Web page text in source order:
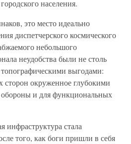
населения.
это место идеально
диспетчерского космического
небольшого
неудобства были не столь
выгодами:
сторон окруженное глубокими
и для функциональных
инфраструктура стала
того, как боги пришли в себя